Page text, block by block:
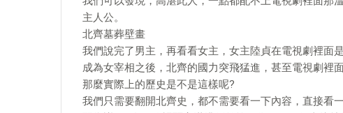
主人公。
北齊墓葬壁畫
我們說完了男主，再看看女主，女主陸貞在電視劇裡面
成為女宰相之後，北齊的國力突飛猛進，甚至電視劇裡
那麼實際上的歷史是不是這樣呢?
我們只需要翻開北齊史，都不需要看一下內容，直接看